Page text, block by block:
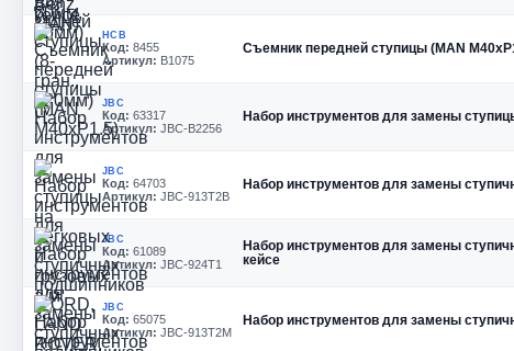
HCB
Код: 8455
Артикул: B1075
Съемник передней ступицы (MAN
JBC
Код: 63317
Артикул: JBC-B2256
Набор инструментов для замены
JBC
Код: 64703
Артикул: JBC-913T2B
Набор инструментов для замены
JBC
Код: 61089
Артикул: JBC-924T1
Набор инструментов для замены
кейсе
JBC
Код: 65075
Артикул: JBC-913T2M
Набор инструментов для замены